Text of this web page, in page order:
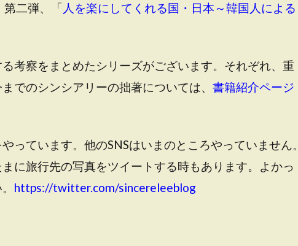
第二弾、「 人を楽にしてくれる国・日本～韓国人による
考察をまとめたシリーズがございます。それぞれ、重
でのシンシアリーの拙著については、 書籍紹介ページ
っています。他のSNSはいまのところやっていません。
に旅行先の写真をツイートする時もあります。よかっ
https://twitter.com/sincereleeblog